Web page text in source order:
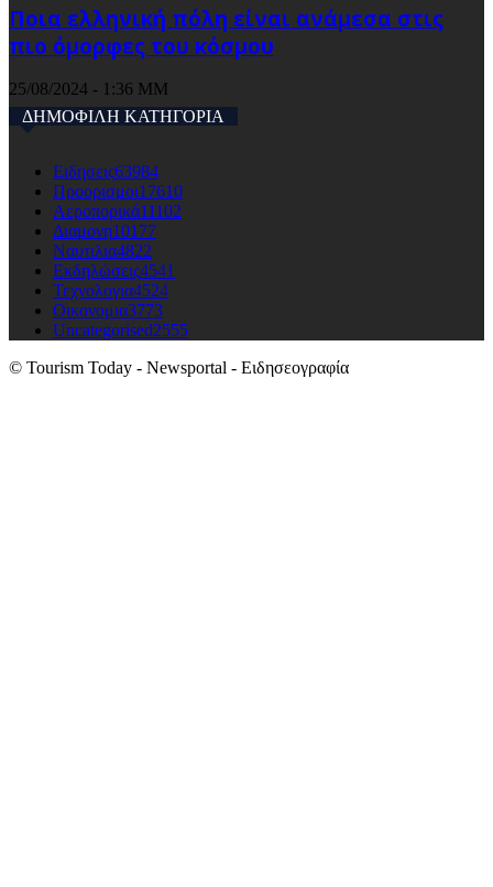
Ποια ελληνική πόλη είναι ανάμεσα στις
πιο όμορφες του κόσμου
25/08/2024 - 1:36 ΜΜ
ΔΗΜΟΦΙΛΗ ΚΑΤΗΓΟΡΙΑ
Ειδησεις63984
Προορισμοι17610
Αεροπορικά11102
Διαμονη10177
Ναυτιλια4822
Εκδηλώσεις4541
Τεχνολογια4524
Οικονομια3773
Uncategorised2555
© Tourism Today - Newsportal - Ειδησεογραφία